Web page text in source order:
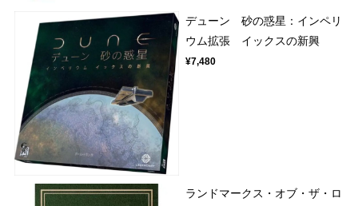
デューン 砂の惑星：インペリ
ウム拡張 イックスの新興
¥7,480
ランドマークス・オブ・ザ・ロ